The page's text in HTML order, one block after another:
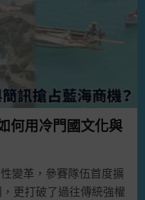
何用冷門國文化與
變革，參賽隊伍首度擴
更打破了過往傳統強權